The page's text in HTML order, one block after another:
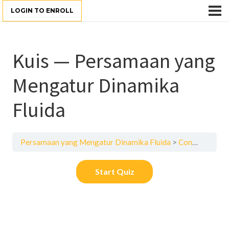
LOGIN TO ENROLL
Kuis — Persamaan yang
Mengatur Dinamika
Fluida
Persamaan yang Mengatur Dinamika Fluida Contoh Simulasi, Pekerjaan Rumah, dan Kuis